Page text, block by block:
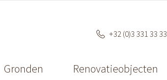
+32 (0)3 331 33 33
Gronden Renovatieobjecten